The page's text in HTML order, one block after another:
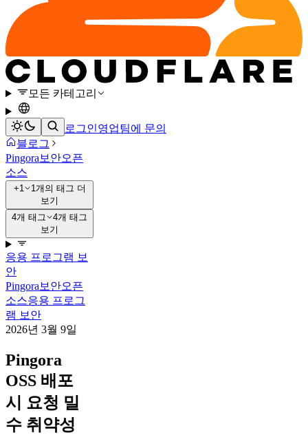
모든 카테고리
로그인영업팀에 문의
블로그
Pingora 보안오픈
소스
+1
1개의 태그 더
보기
4개 태그
4개 태그
보기
응용 프로그램 보
안
Pingora 보안오픈
소스응용 프로그
램 보안
2026년 3월 9일
Pingora
OSS 배포
시 요청 밀
수 취약성